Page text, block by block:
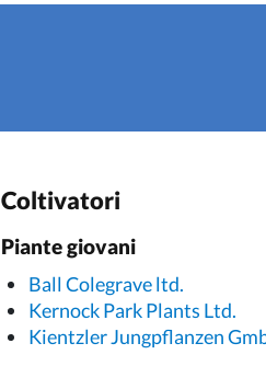
Coltivatori
Piante giovani
Ball Colegrave ltd.
Kernock Park Plants Ltd.
Kientzler Jungpflanzen